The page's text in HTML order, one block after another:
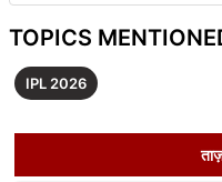
TOPICS
IPL 2026